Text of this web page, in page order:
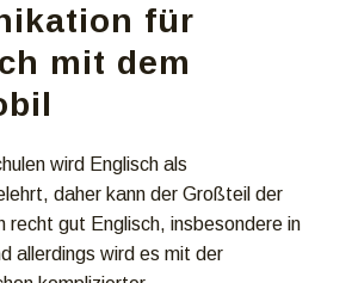
für
mit dem
wird Englisch als
daher kann der Großteil der
recht gut Englisch, insbesondere in
allerdings wird es mit der